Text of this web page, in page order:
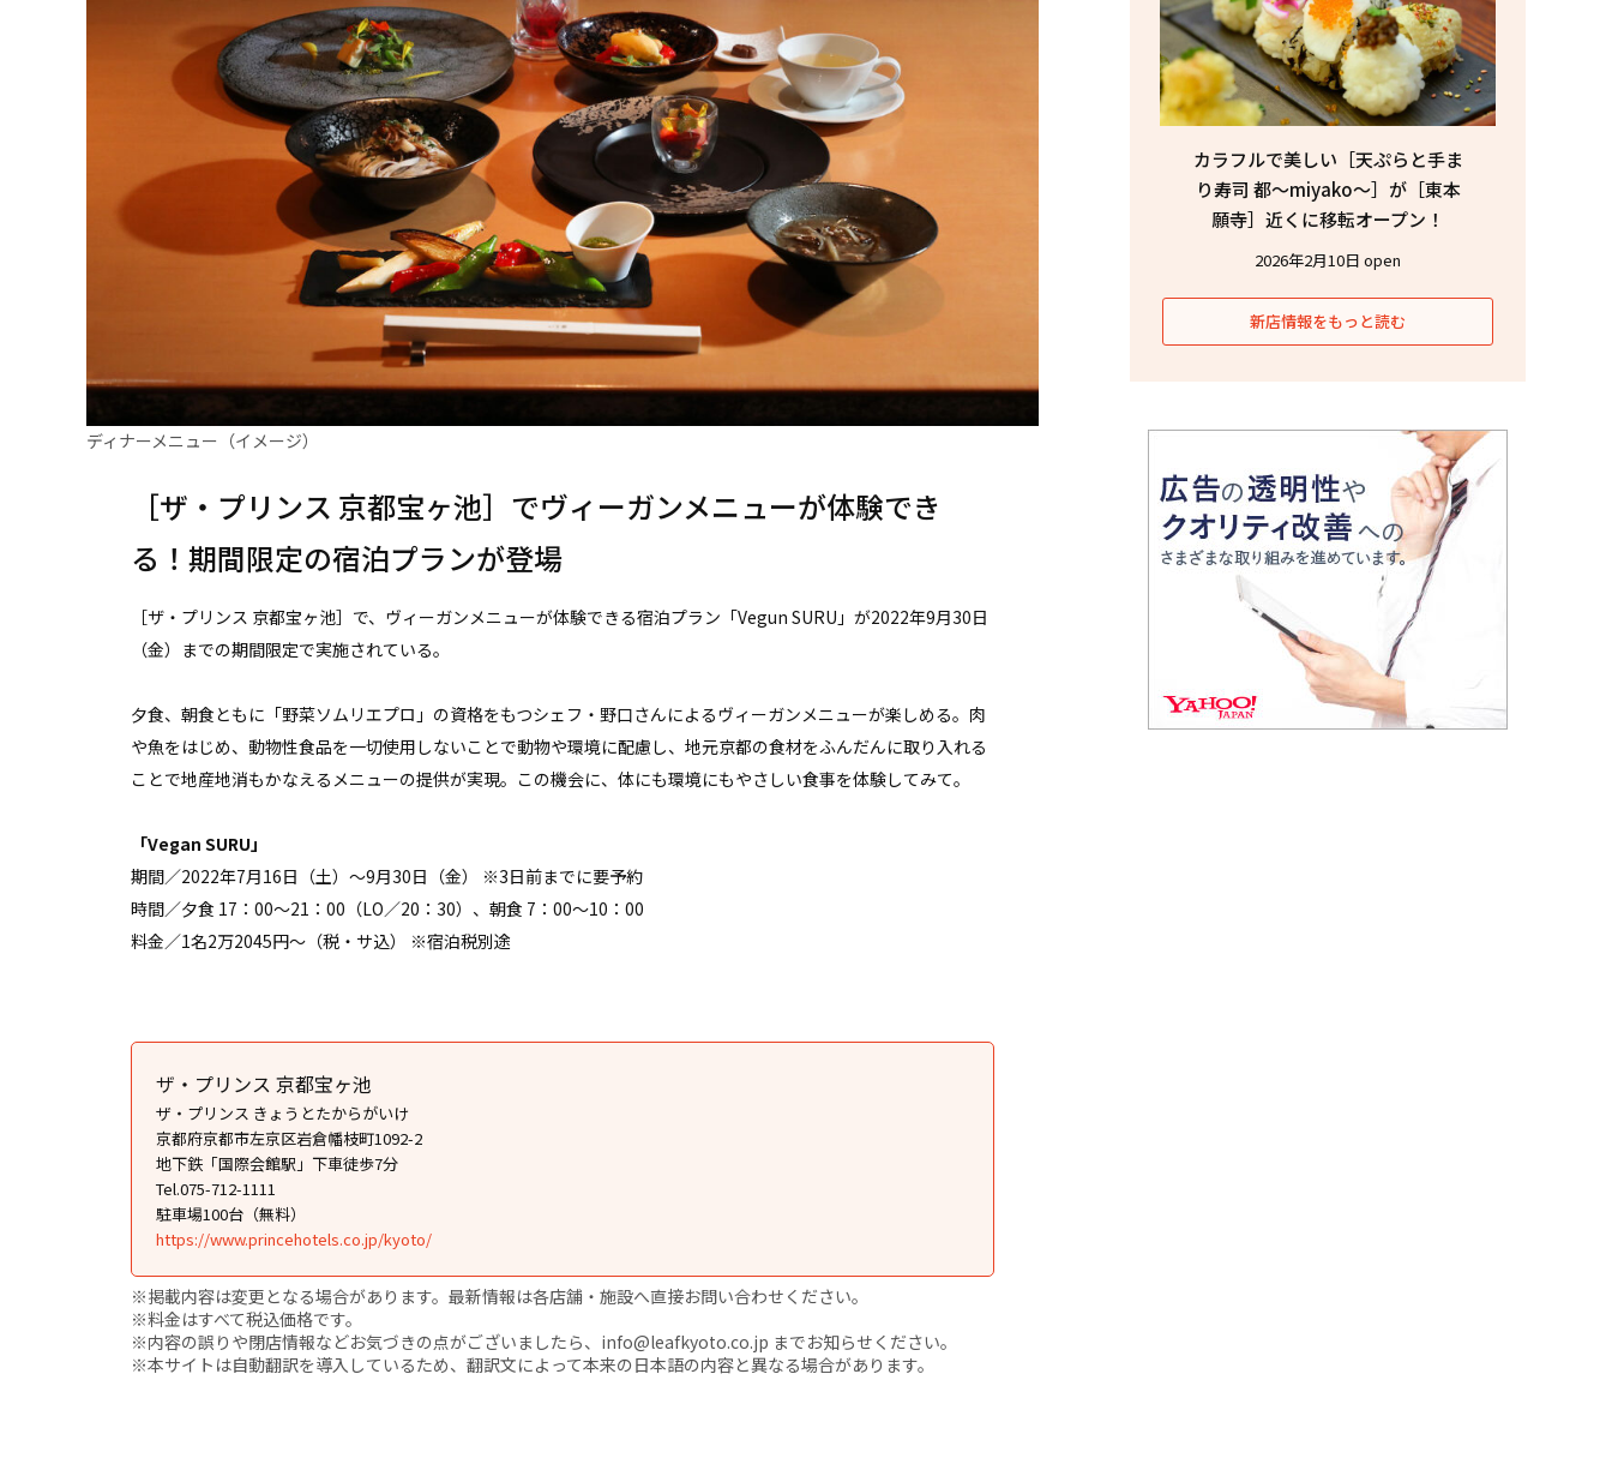
ディナーメニュー（イメージ）
［ザ・プリンス 京都宝ヶ池］でヴィーガンメニューが体験でき
る！期間限定の宿泊プランが登場
［ザ・プリンス 京都宝ヶ池］で、ヴィーガンメニューが体験できる宿泊プラン「Vegun SURU」が2022年9月30日
（金）までの期間限定で実施されている。
夕食、朝食ともに「野菜ソムリエプロ」の資格をもつシェフ・野口さんによるヴィーガンメニューが楽しめる。肉
や魚をはじめ、動物性食品を一切使用しないことで動物や環境に配慮し、地元京都の食材をふんだんに取り入れる
ことで地産地消もかなえるメニューの提供が実現。この機会に、体にも環境にもやさしい食事を体験してみて。
「Vegan SURU」
期間／2022年7月16日（土）～9月30日（金） ※3日前までに要予約
時間／夕食 17：00〜21：00（LO／20：30）、朝食 7：00〜10：00
料金／1名2万2045円〜（税・サ込） ※宿泊税別途
ザ・プリンス 京都宝ヶ池
ザ・プリンス きょうとたからがいけ
京都府京都市左京区岩倉幡枝町1092-2
地下鉄「国際会館駅」下車徒歩7分
Tel.075-712-1111
駐車場100台（無料）
https://www.princehotels.co.jp/kyoto/
※掲載内容は変更となる場合があります。最新情報は各店舗・施設へ直接お問い合わせください。
※料金はすべて税込価格です。
※内容の誤りや閉店情報などお気づきの点がございましたら、info@leafkyoto.co.jp までお知らせください。
※本サイトは自動翻訳を導入しているため、翻訳文によって本来の日本語の内容と異なる場合があります。
カラフルで美しい［天ぷらと手ま
り寿司 都〜miyako〜］が［東本
願寺］近くに移転オープン！
2026年2月10日 open
新店情報をもっと読む